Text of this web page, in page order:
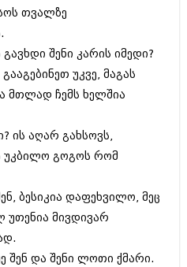
არქივითვალზე
შენი კარის იმედი?
უკვე, მაგას
მთლად ჩემს ხელშია
ის აღარ გახსოვს,
გოგოს რომ
ბესიკია დაფეხვილო, მეც
უთენია მივდივარ
შენ და შენი ლოთი ქმარი.